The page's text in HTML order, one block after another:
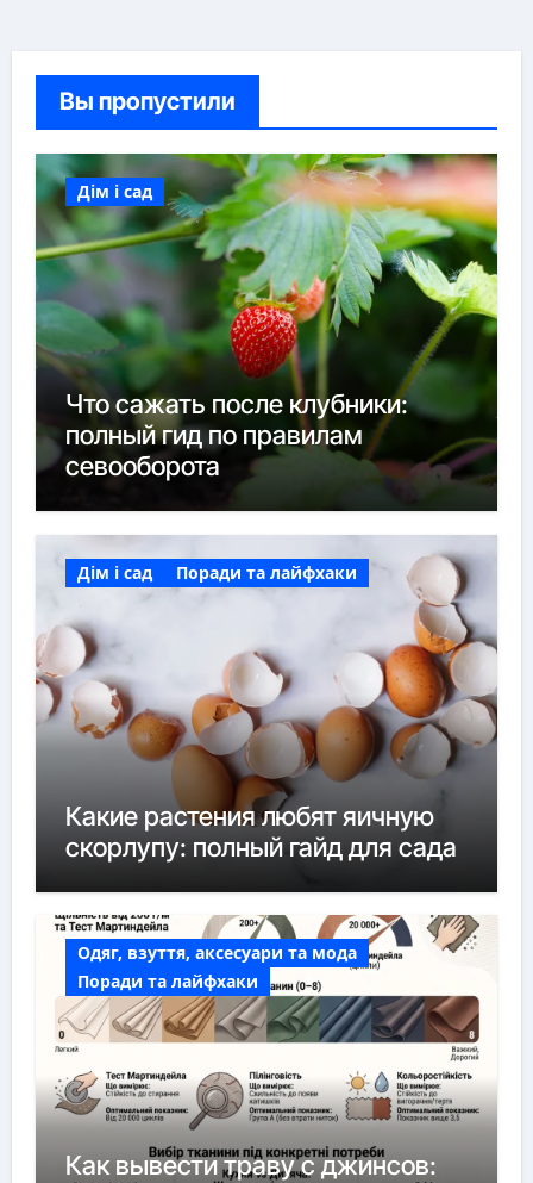
Вы пропустили
Дім і сад
Что сажать после клубники:
полный гид по правилам
севооборота
Дім і сад Поради та лайфхаки
Какие растения любят яичную
скорлупу: полный гайд для сада
Одяг, взуття, аксесуари та мода
Поради та лайфхаки
Как вывести траву с джинсов: